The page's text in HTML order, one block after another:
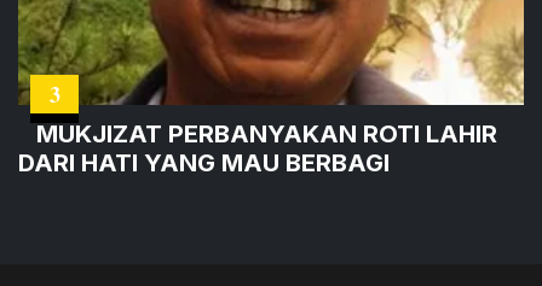
3
MUKJIZAT PERBANYAKAN ROTI LAHIR
DARI HATI YANG MAU BERBAGI